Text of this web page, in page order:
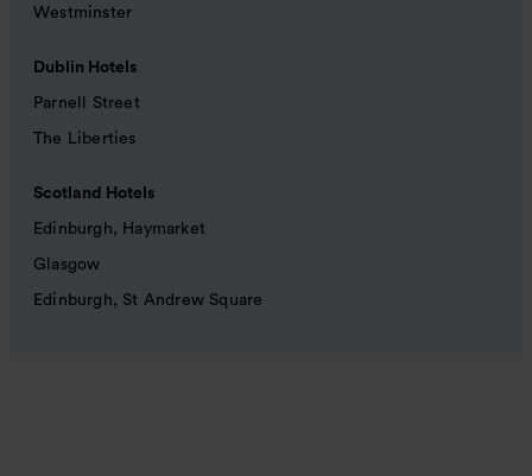
Westminster
Dublin Hotels
Parnell Street
The Liberties
Scotland Hotels
Edinburgh, Haymarket
Glasgow
Edinburgh, St Andrew Square